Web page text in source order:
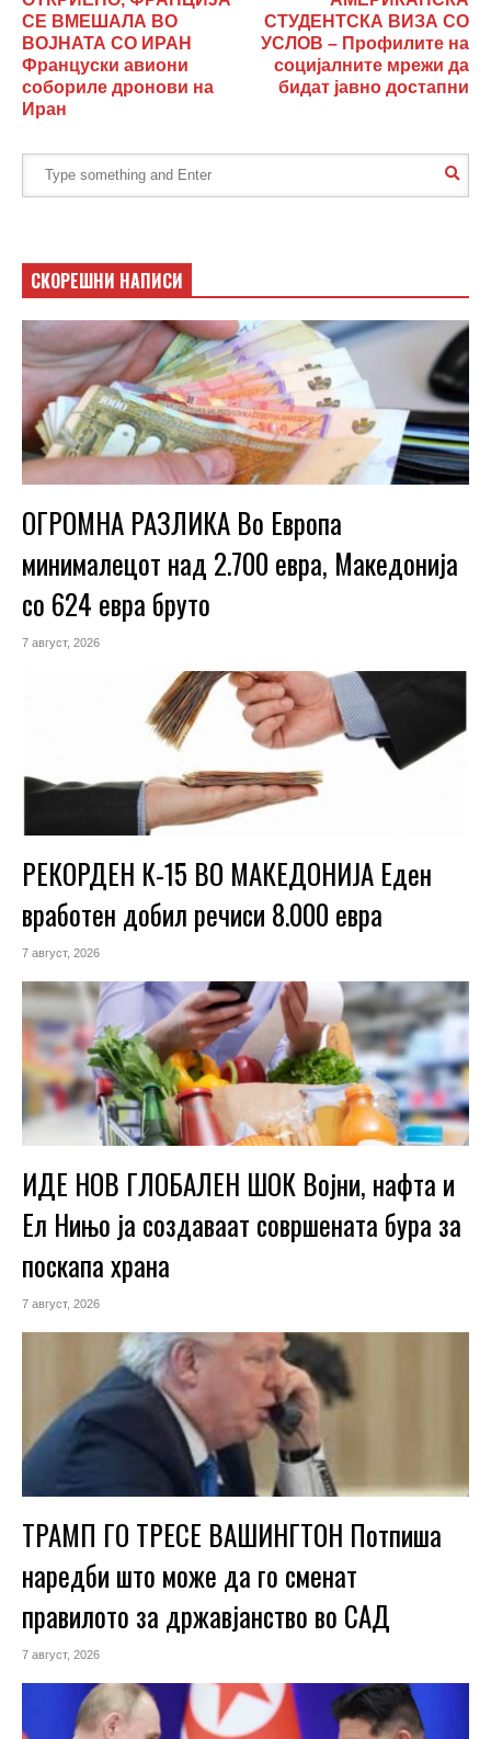
СЕ ВМЕШАЛА ВО
ВОЈНАТА СО ИРАН
Француски авиони
собориле дронови на
Иран
СТУДЕНТСКА ВИЗА СО
УСЛОВ – Профилите на
социјалните мрежи да
бидат јавно достапни
СКОРЕШНИ НАПИСИ
ОГРОМНА РАЗЛИКА Во Европа
минималецот над 2.700 евра, Македонија
со 624 евра бруто
7 август, 2026
РЕКОРДЕН К-15 ВО МАКЕДОНИЈА Еден
вработен добил речиси 8.000 евра
7 август, 2026
ИДЕ НОВ ГЛОБАЛЕН ШОК Војни, нафта и
Ел Нињо ја создаваат совршената бура за
поскапа храна
7 август, 2026
ТРАМП ГО ТРЕСЕ ВАШИНГТОН Потпиша
наредби што може да го сменат
правилото за државјанство во САД
7 август, 2026